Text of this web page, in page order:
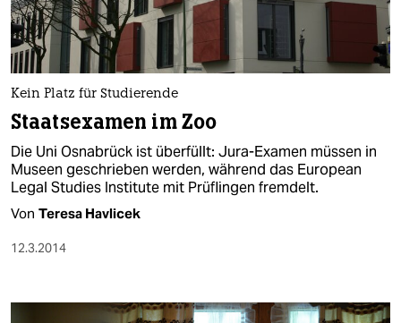
Kein Platz für Studierende
Staatsexamen im Zoo
Die Uni Osnabrück ist überfüllt: Jura-Examen müssen in
Museen geschrieben werden, während das European
Legal Studies Institute mit Prüflingen fremdelt.
Von Teresa Havlicek
12.3.2014